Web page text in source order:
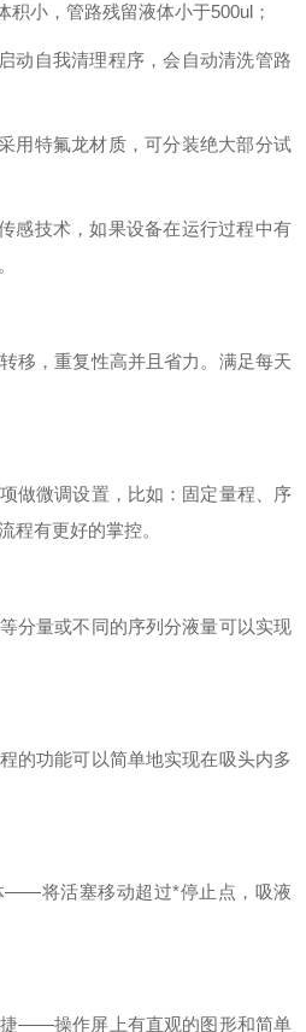
小，管路残留液体小于500ul；
自我清理程序，会自动清洗管路
特氟龙材质，可分装绝大部分试
技术，如果设备在运行过程中有
，重复性高并且省力。满足每天
项做微调设置，比如：固定量程、序
程有更好的掌控。
量或不同的序列分液量可以实现
功能可以简单地实现在吸头内多
将活塞移动超过*停止点，吸液
——操作屏上有直观的图形和简单